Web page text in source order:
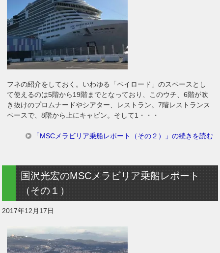
フネの紹介をしておく。いわゆる「ペイロード」のスペースとし
て使えるのは5階から19階までとなっており、このウチ、6階が吹
き抜けのプロムナードやシアター、レストラン。7階レストランス
ペースで、8階から上にキャビン。そして1・・・
「MSCメラビリア乗船レポート（その２）」の続きを読む
国沢光宏のMSCメラビリア乗船レポート
（その１）
2017年12月17日